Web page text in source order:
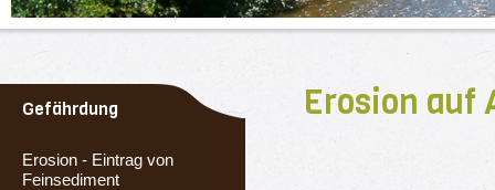
Gefährdung
Erosion - Eintrag von
Feinsediment
Erosion auf